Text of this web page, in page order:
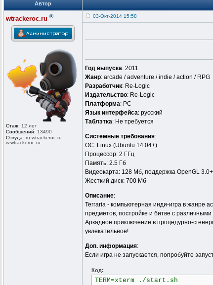
Автор
wtrackeroc.ru ®
Стаж: 12 лет
Сообщений: 13490
Откуда: ru.wtrackeroc.ru
w.wtrackeroc .ru
03-Окт-2014 15:58
Год выпуска: 2011
Жанр: arcade / adventure / indie / action / RPG
Разработчик: Re-Logic
Издательство: Re-Logic
Платформа: PC
Язык интерфейса: русский
Таблэтка: Не требуется
Системные требования:
ОС: Linux (Ubuntu 14.04+)
Процессор: 2 ГГц
Память: 2.5 Гб
Видеокарта: 128 Мб, поддержка OpenGL 3.0+
Жесткий диск: 700 Мб
Описание:
Terraria - компьютерная инди-игра в жанре
предметов, постройке и битве с
Аркадное приключение в процедурно-
увлекательное!
Доп. информация:
Если игра не запускается, попробуйте
Код:
TERM=xterm ./start.sh